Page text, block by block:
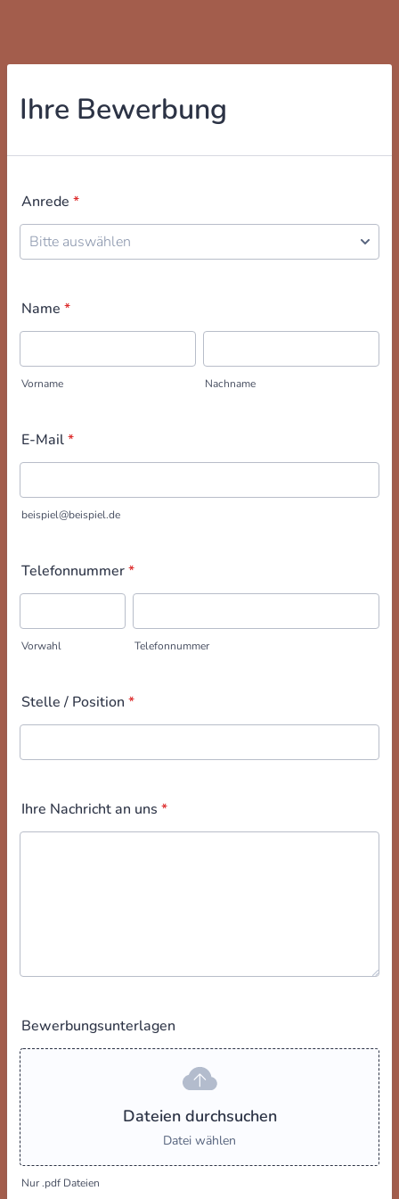
Ihre Bewerbung
Anrede *
Name *
Vorname Nachname
E-Mail*
beispiel@beispiel.de
Telefonnummer*
Vorwahl Telefonnummer
Stelle / Position *
Ihre Nachricht an uns *
Bewerbungsunterlagen
Dateien durchsuchen
Datei wählen
Nur .pdf Dateien